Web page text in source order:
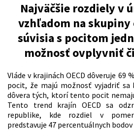
Najväčšie rozdiely v
vzhľadom na
súvisia s pocitom
možnosť ovplyvniť
Vláde v krajinách OECD dôveruje 69
pocit, že majú možnosť vyjadriť
dôvera tých, ktorí tento pocit
Tento trend krajín OECD sa
republike, kde rozdiel v
predstavuje 47 percentuálnych bodov